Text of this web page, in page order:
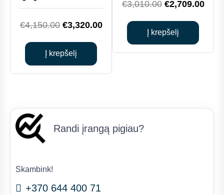
€4,150.00 Original
was:
€4,150.00.
€3,320.00Current
Į krepšelį
€3,010.00 Original
was:
€3,010.00.
€2,709.00
Į krepšelį
Randi įrangą pigiau?
Skambink!
+370 644 400 71